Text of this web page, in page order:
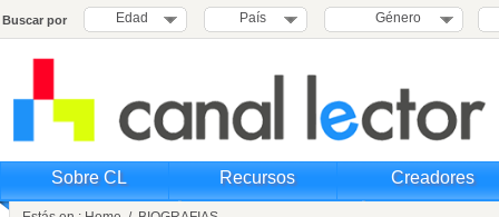
Buscar por Edad País Género
Sobre CL Recursos Creadores